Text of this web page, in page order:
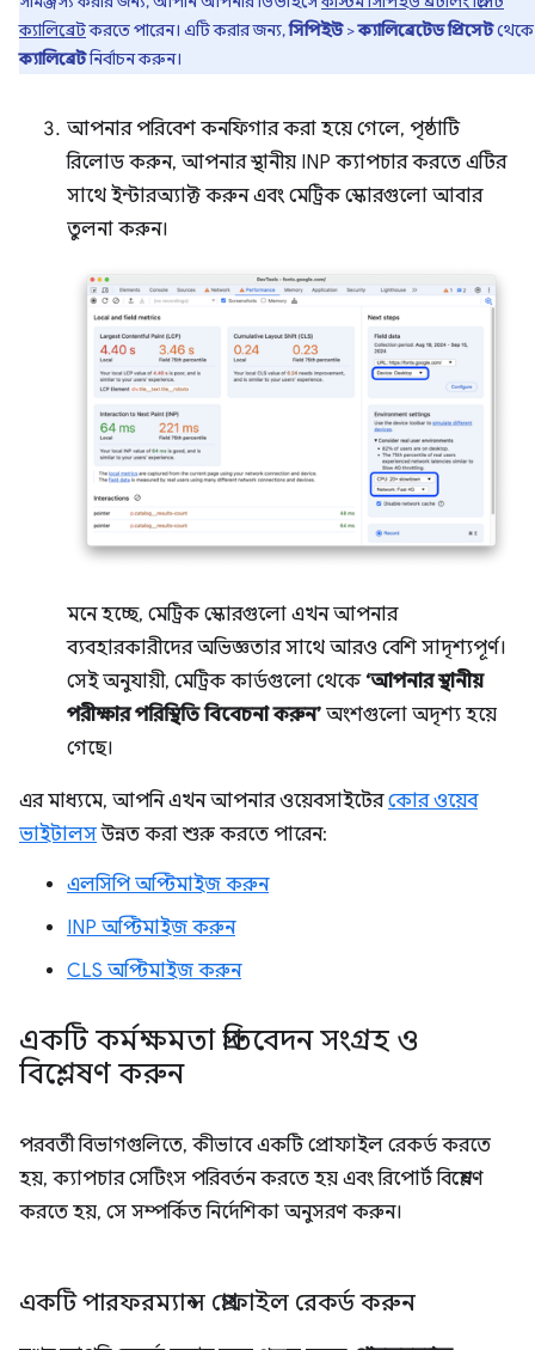
ক্যালিব্রেটকরতে পারেন। এটি করার জন্য,সিপিইউ>ক্যালিব্রেটেড প্রিসেটথেকে
ক্যালিব্রেটনির্বাচন করুন।
আপনার পরিবেশ কনফিগার করা হয়ে গেলে, পৃষ্ঠাটি
রিলোড করুন, আপনার স্থানীয় INP ক্যাপচার করতে এটির
সাথে ইন্টারঅ্যাক্ট করুন এবং মেট্রিক স্কোরগুলো আবার
তুলনা করুন।
মনে হচ্ছে, মেট্রিক স্কোরগুলো এখন আপনার
ব্যবহারকারীদের অভিজ্ঞতার সাথে আরও বেশি সাদৃশ্যপূর্ণ।
সেই অনুযায়ী, মেট্রিক কার্ডগুলো থেকে ‘আপনার স্থানীয়
পরীক্ষার পরিস্থিতি বিবেচনা করুন’ অংশগুলো অদৃশ্য হয়ে
গেছে।
এর মাধ্যমে, আপনি এখন আপনার ওয়েবসাইটেরকোর ওয়েব
ভাইটালসউন্নত করা শুরু করতে পারেন:
এলসিপি অপ্টিমাইজ করুন
INP অপ্টিমাইজ করুন
CLS অপ্টিমাইজ করুন
একটি কর্মক্ষমতা প্রতিবেদন সংগ্রহ ও
বিশ্লেষণ করুন
পরবর্তী বিভাগগুলিতে, কীভাবে একটি প্রোফাইল রেকর্ড করতে
হয়, ক্যাপচার সেটিংস পরিবর্তন করতে হয় এবং রিপোর্ট বিশ্লেষণ
করতে হয়, সে সম্পর্কিত নির্দেশিকা অনুসরণ করুন।
একটি পারফরম্যান্স প্রোফাইল রেকর্ড করুন